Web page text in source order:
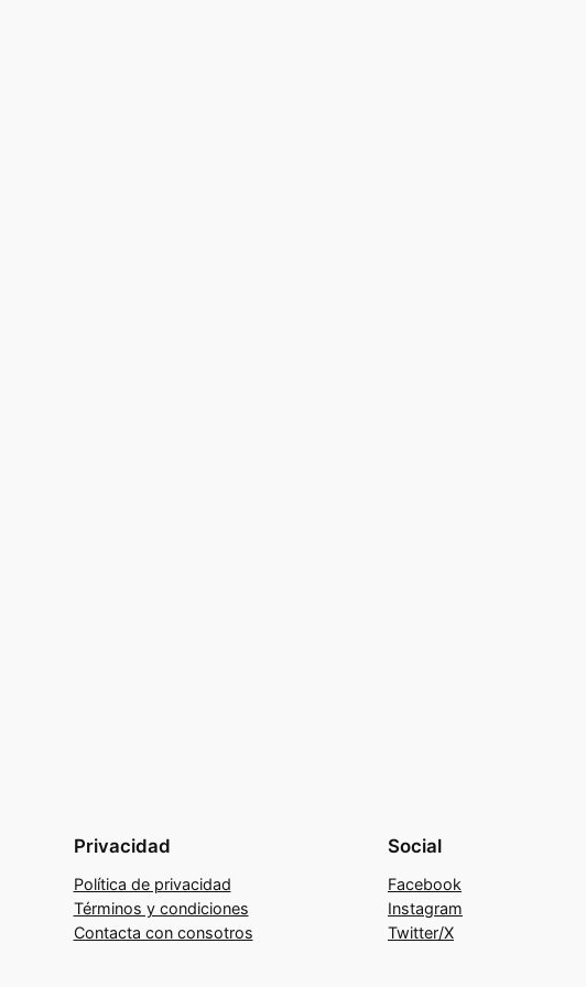
Privacidad
Política de privacidad
Términos y condiciones
Contacta con consotros
Social
Facebook
Instagram
Twitter/X